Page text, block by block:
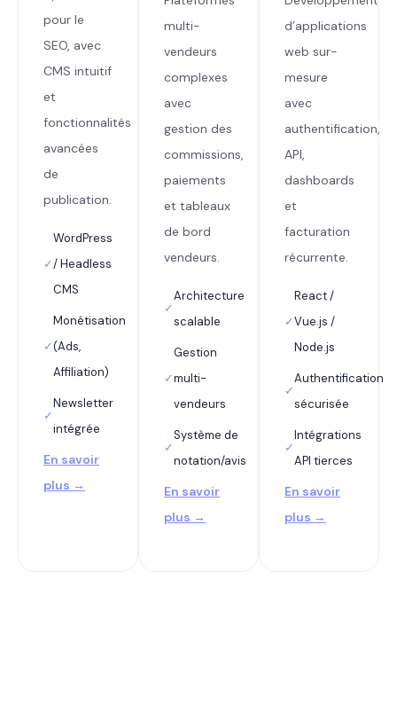
pour le
SEO, avec
CMS intuitif
et
fonctionnalités
avancées
de
publication.
✓
WordPress
/ Headless
CMS
✓
Monétisation
(Ads,
Affiliation)
✓
Newsletter
intégrée
En savoir
plus →
multi-
vendeurs
complexes
avec
gestion des
commissions,
paiements
et tableaux
de bord
vendeurs.
✓
Architecture
scalable
✓
Gestion
multi-
vendeurs
✓
Système de
notation/avis
En savoir
plus →
d’applications
web sur-
mesure
avec
authentification,
API,
dashboards
et
facturation
récurrente.
✓
React /
Vue.js /
Node.js
✓
Authentification
sécurisée
✓
Intégrations
API tierces
En savoir
plus →